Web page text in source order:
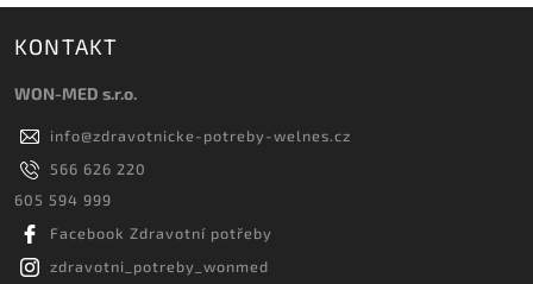
KONTAKT
WON-MED s.r.o.
info@zdravotnicke-potreby-welnes.cz
566 626 220
605 594 999
Facebook Zdravotní potřeby
zdravotni_potreby_wonmed